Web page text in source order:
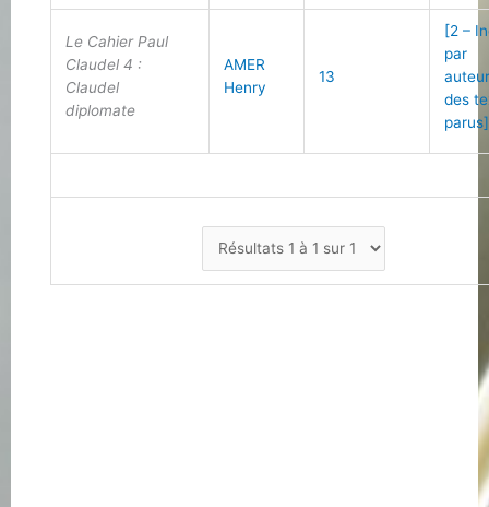
Le Cahier Paul
Claudel 4 :
Claudel
diplomate
AMER
Henry
13
[2 –
par
des
parus]